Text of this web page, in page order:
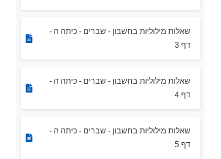
שאלות מילוליות בחשבון - שברים - כיתה ה -
דף 3
שאלות מילוליות בחשבון - שברים - כיתה ה -
דף 4
שאלות מילוליות בחשבון - שברים - כיתה ה -
דף 5